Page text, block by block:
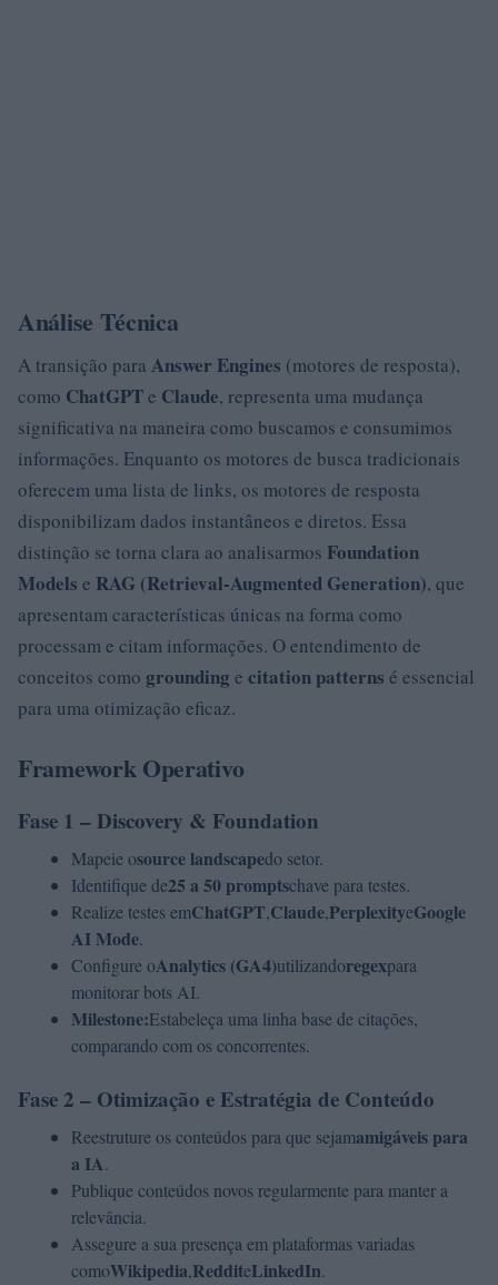
Análise Técnica
A transição para Answer Engines (motores de resposta),
como ChatGPTe Claude, representa uma mudança
significativa na maneira como buscamos e consumimos
informações. Enquanto os motores de busca tradicionais
oferecem uma lista de links, os motores de resposta
disponibilizam dados instantâneos e diretos. Essa
distinção se torna clara ao analisarmos Foundation
Models e RAG (Retrieval-Augmented Generation), que
apresentam características únicas na forma como
processam e citam informações. O entendimento de
conceitos como grounding e citation patterns é essencial
para uma otimização eficaz.
Framework Operativo
Fase 1 – Discovery & Foundation
Mapeie osource landscapedo setor.
Identifique de25 a 50 promptschave para testes.
Realize testes emChatGPT,Claude,PerplexityeGoogle
AI Mode.
Configure oAnalytics (GA4)utilizandoregexpara
monitorar bots AI.
Milestone:Estabeleça uma linha base de citações,
comparando com os concorrentes.
Fase 2 – Otimização e Estratégia de Conteúdo
Reestruture os conteúdos para que sejamamigáveis para
a IA.
Publique conteúdos novos regularmente para manter a
relevância.
Assegure a sua presença em plataformas variadas
comoWikipedia,RedditeLinkedIn.